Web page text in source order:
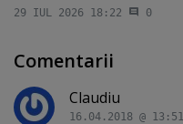
29 IUL 2026 18:22 0
Comentarii
Claudiu
16.04.2018 @ 13:51